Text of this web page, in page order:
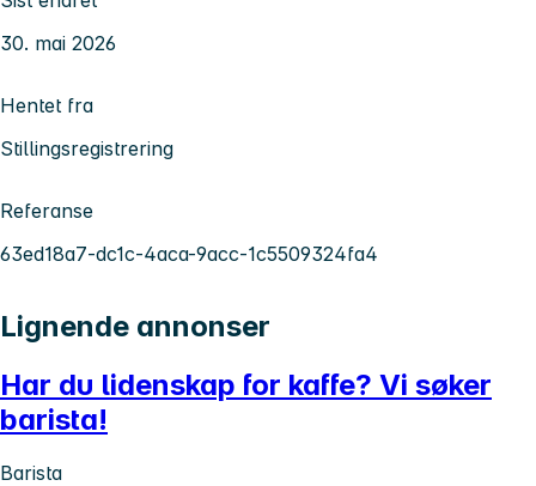
30. mai 2026
Hentet fra
Stillingsregistrering
Referanse
63ed18a7-dc1c-4aca-9acc-1c5509324fa4
Lignende annonser
Har du lidenskap for kaffe? Vi søker
barista!
Barista